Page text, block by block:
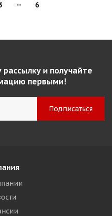
6
и получайте
первыми!